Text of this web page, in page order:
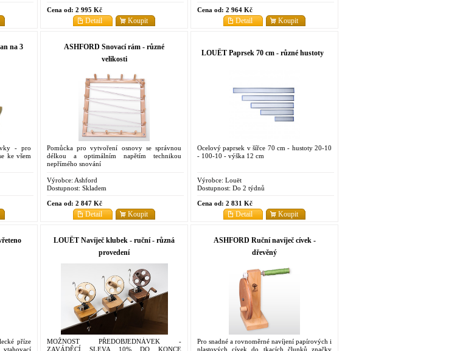
Cena od: 2 995 Kč
Koupit
Detail
Cena od: 2 964 Kč
Koupit
Detail
na 3
- pro
ke všem
ASHFORD Snovací rám - různé
velikosti
Pomůcka pro vytvoření osnovy se správnou
délkou a optimálním napětím technikou
nepřímého snování
Výrobce: Ashford
Dostupnost: Skladem
Cena od: 2 847 Kč
Koupit
Detail
LOUËT Paprsek 70 cm - různé hustoty
Ocelový paprsek v šířce 70 cm - hustoty 20-10
- 100-10 - výška 12 cm
Výrobce: Louët
Dostupnost: Do 2 týdnů
Cena od: 2 831 Kč
Koupit
Detail
příze
LOUËT Navíječ klubek - ruční - různá
provedení
MOŽNOST PŘEDOBJEDNÁVEK -
ZAVÁDĚCÍ SLEVA 10% DO KONCE
ASHFORD Ruční navíječ cívek -
dřevěný
Pro snadné a rovnoměrné navíjení papírových i
plastových cívek do tkacích člunků značky